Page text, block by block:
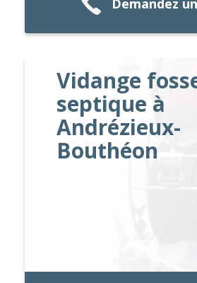
Demandez
Vidange
septique à
Andrézieux-
Bouthéon